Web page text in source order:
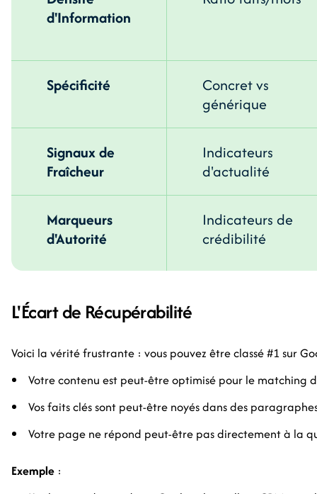
d'Information
Spécificité
Concret vs
générique
Signaux de
Fraîcheur
Indicateurs
d'actualité
Marqueurs
d'Autorité
Indicateurs de
crédibilité
L'Écart de Récupérabilité
Voici la vérité frustrante : vous pouvez être classé #1 sur
Votre contenu est peut-être optimisé pour le matching
Vos faits clés sont peut-être noyés dans des
Votre page ne répond peut-être pas directement à la
Exemple :